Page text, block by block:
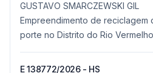
GUSTAVO SMARCZEWSKI GIL
Empreendimento de reciclagem
porte no Distrito do Rio
E 138772/2026 - HS